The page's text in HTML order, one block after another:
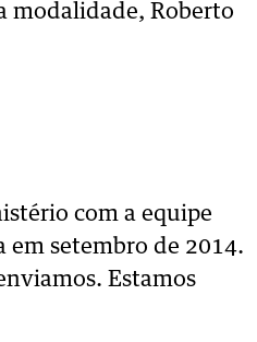
modalidade, Roberto
com a equipe
em setembro de 2014.
Estamos